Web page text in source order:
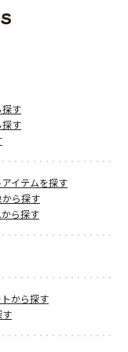
探す
探す
イテムを探す
ら探す
ら探す
から探す
す